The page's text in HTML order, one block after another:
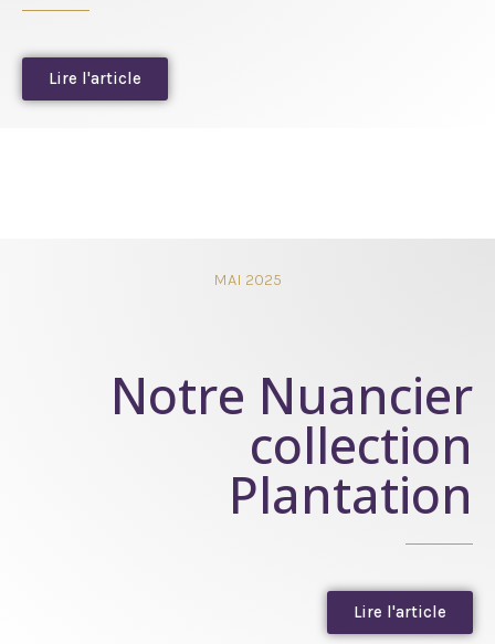
Lire l'article
MAI 2025
Notre Nuancier
collection
Plantation
Lire l'article